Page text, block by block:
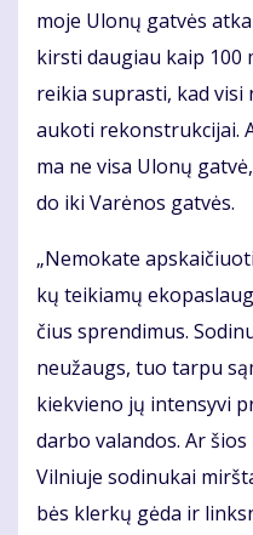
mo­je Ulo­nų gat­vės
kirs­ti dau­giau kaip 100
rei­kia su­pras­ti, kad
au­ko­ti re­konst­ruk­ci­jai.
ma ne vi­sa Ulo­nų
do iki Va­rė­nos gat­vės.
„Ne­mo­ka­te
kų tei­kia­mų
čius spren­di­mus.
ne­už­augs, tuo tar­pu
kiek­vie­no jų in­ten­sy­vi
dar­bo va­lan­dos. Ar
Vil­niu­je so­di­nu­kai
bės kler­kų gė­da ir